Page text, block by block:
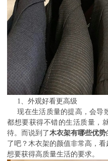
1、外观好看更高级
现在生活质量的提高，会导
都想要获得不错的生活质量，
待。而说到了木衣架有哪些优势
了吧？木衣架的颜值非常高，
想要获得高质量生活的要求。